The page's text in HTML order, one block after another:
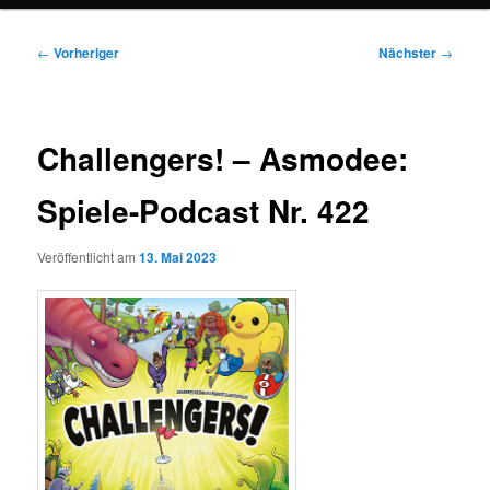
Beitragsnavigation
← Vorheriger Nächster →
Challengers! – Asmodee:
Spiele-Podcast Nr. 422
Veröffentlicht am13. Mai 2023